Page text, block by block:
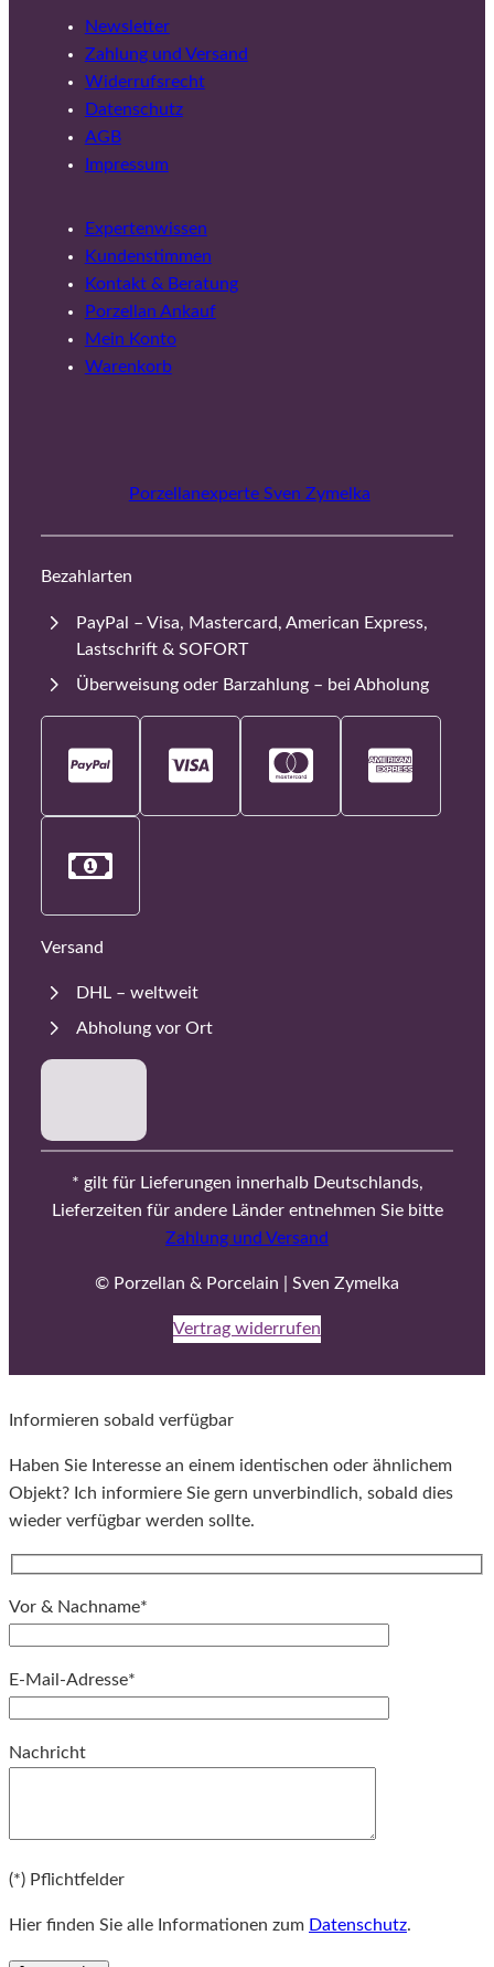
Newsletter
Zahlung und Versand
Widerrufsrecht
Datenschutz
AGB
Impressum
Expertenwissen
Kundenstimmen
Kontakt & Beratung
Porzellan Ankauf
Mein Konto
Warenkorb
Porzellanexperte Sven Zymelka
Bezahlarten
PayPal – Visa, Mastercard, American Express,
Lastschrift & SOFORT
Überweisung oder Barzahlung – bei Abholung
Versand
DHL – weltweit
Abholung vor Ort
* gilt für Lieferungen innerhalb Deutschlands,
Lieferzeiten für andere Länder entnehmen Sie bitte
Zahlung und Versand
© Porzellan & Porcelain | Sven Zymelka
Vertrag widerrufen
Informieren sobald verfügbar
Haben Sie Interesse an einem identischen oder ähnlichem
Objekt? Ich informiere Sie gern unverbindlich, sobald dies
wieder verfügbar werden sollte.
Vor & Nachname*
E-Mail-Adresse*
Nachricht
(*) Pflichtfelder
Hier finden Sie alle Informationen zum Datenschutz.